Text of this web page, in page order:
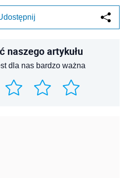
naszego artykułu
dla nas bardzo ważna